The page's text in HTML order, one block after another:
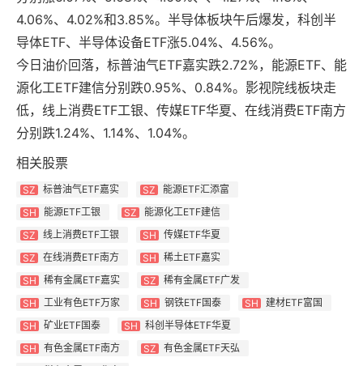
4.06%、4.02%和3.85%。半导体板块午后爆发，科创半
导体ETF、半导体设备ETF涨5.04%、4.56%。
今日油价回落，标普油气ETF嘉实跌2.72%，能源ETF、能
源化工ETF建信分别跌0.95%、0.84%。影视院线板块走
低，线上消费ETF工银、传媒ETF华夏、在线消费ETF南方
分别跌1.24%、1.14%、1.04%。
相关股票
SZ 标普油气ETF嘉实 SZ
能源ETF汇添富
SH
能源ETF工银 SZ
能源化工ETF建信
SZ
线上消费ETF工银 SH
传媒ETF华夏
SZ
在线消费ETF南方 SH
稀土ETF嘉实
SH
稀有金属ETF嘉实 SZ
稀有金属ETF广发
SH
工业有色ETF万家 SH 钢铁ETF国泰 SH
建材ETF富国
SH
矿业ETF国泰 SH
科创半导体ETF华夏
SH
有色金属ETF南方 SZ
有色金属ETF天弘